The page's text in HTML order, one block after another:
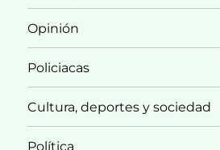
Opinión
Policiacas
Cultura, deportes y sociedad
Política